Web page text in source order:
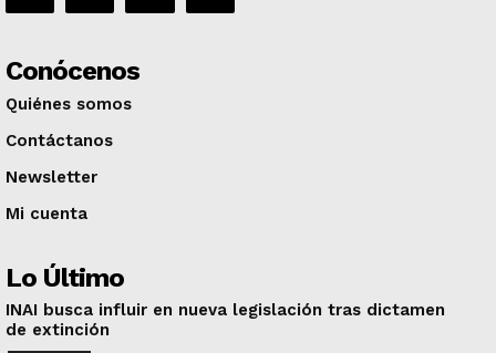
Conócenos
Quiénes somos
Contáctanos
Newsletter
Mi cuenta
Lo Último
INAI busca influir en nueva legislación tras dictamen
de extinción